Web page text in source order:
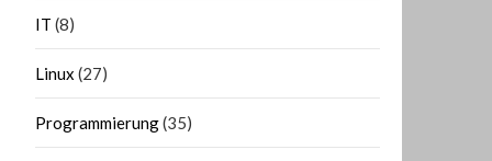
IT (8)
Linux (27)
Programmierung(35)